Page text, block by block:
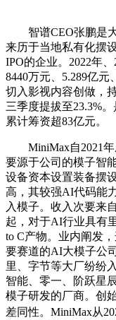
智谱CEO张鹏是大
来历于当地私有化摆
IPO的企业。2022年
8440万元、5.289亿元
切入影视内容创做，
三季度提拔至23.3%
累计筹资超83亿元。
MiniMax自2021年
要源于公司的模子智
设备资本设置装备摆
高，其较强AI代码能
入模子。收入次要来
起，对于AI行业具有
to C产物。业内阐发
要赛道的AI大模子公
里、字节等大厂纷纷
智能、零一、阶跃星
模子研发的厂商。创
差同性。MiniMax从